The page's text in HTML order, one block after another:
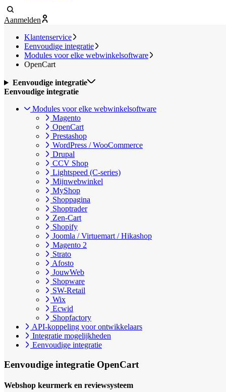
Aanmelden
Klantenservice
Eenvoudige integratie
Modules voor elke webwinkelsoftware
OpenCart
Eenvoudige integratie
Eenvoudige integratie
Modules voor elke webwinkelsoftware
Magento
OpenCart
Prestashop
WordPress / WooCommerce
Drupal
CCV Shop
Lightspeed (C-series)
Mijnwebwinkel
MyShop
Shoppagina
Shoptrader
Zen-Cart
Shopify
Joomla / Virtuemart / Hikashop
Magento 2
Strato
Afosto
JouwWeb
Shopware
SW-Retail
Wix
Ecwid
Shopfactory
API-koppeling voor ontwikkelaars
Integratie mogelijkheden
Eenvoudige integratie
Eenvoudige integratie OpenCart
Webshop keurmerk en reviewsysteem